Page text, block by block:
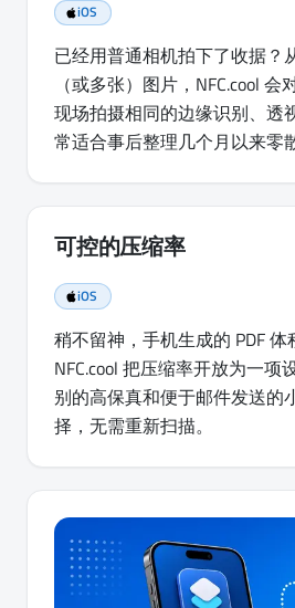
iOS
已经用普通相机拍下了收据？
（或多张）图片，NFC.cool
现场拍摄相同的边缘识别、透
常适合事后整理几个月以来零
可控的压缩率
iOS
稍不留神，手机生成的 PDF 体
NFC.cool 把压缩率开放为一项
别的高保真和便于邮件发送的
择，无需重新扫描。